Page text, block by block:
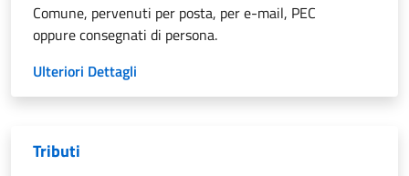
Comune, pervenuti per posta, per e-mail, PEC
oppure consegnati di persona.
Ulteriori Dettagli
Tributi